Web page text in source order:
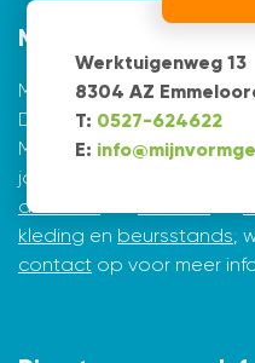
Werktuigenweg 13
8304 AZ
T: 0527-624622
E:
Mijnvormgever
Mijnvormgever.nl: een
De creatieve ontwerpers
Marius de Vries en Erik
jarenlange ervaring in
drukwerk
kleding en beursstands,
contact op voor meer